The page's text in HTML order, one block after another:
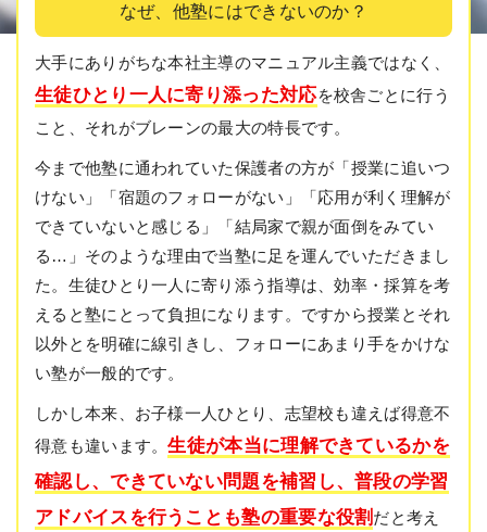
なぜ、他塾にはできないのか？
大手にありがちな本社主導のマニュアル主義ではなく、
生徒ひとり一人に寄り添った対応を校舎ごとに行う
こと、それがブレーンの最大の特長です。
今まで他塾に通われていた保護者の方が「授業に追いつ
けない」「宿題のフォローがない」「応用が利く理解が
できていないと感じる」「結局家で親が面倒をみてい
る…」そのような理由で当塾に足を運んでいただきまし
た。生徒ひとり一人に寄り添う指導は、効率・採算を考
えると塾にとって負担になります。ですから授業とそれ
以外とを明確に線引きし、フォローにあまり手をかけな
い塾が一般的です。
しかし本来、お子様一人ひとり、志望校も違えば得意不
得意も違います。生徒が本当に理解できているかを
確認し、できていない問題を補習し、普段の学習
アドバイスを行うことも塾の重要な役割 だと考え